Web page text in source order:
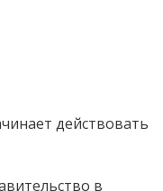
действовать
в